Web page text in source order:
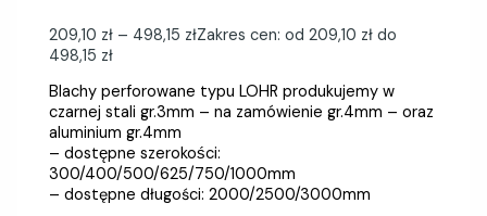
209,10 zł – 498,15 złZakres cen: od 209,10 zł do
498,15 zł
Blachy perforowane typu LOHR produkujemy w
czarnej stali gr.3mm – na zamówienie gr.4mm – oraz
aluminium gr.4mm
– dostępne szerokości:
300/400/500/625/750/1000mm
– dostępne długości: 2000/2500/3000mm